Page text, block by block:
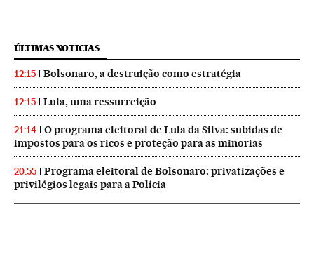
ÚLTIMAS NOTICIAS
12:15 Bolsonaro, a destruição como estratégia
12:15 Lula, uma ressurreição
21:14
O programa eleitoral de Lula da Silva: subidas de
impostos para os ricos e proteção para as minorias
20:55
Programa eleitoral de Bolsonaro: privatizações e
privilégios legais para a Polícia